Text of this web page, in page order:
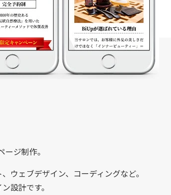
ジ制作。
ウェブデザイン、コーディングなど。
設計です。